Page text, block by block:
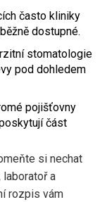
často kliniky
dostupné.
stomatologie
pod dohledem
pojišťovny
část
si nechat
laboratoř a
rozpis vám